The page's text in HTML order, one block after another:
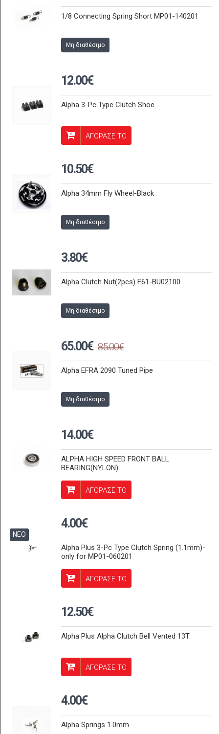
1/8 Connecting Spring Short MP01-140201
Μη διαθέσιμο
12.00€
Alpha 3-Pc Type Clutch Shoe
ΑΓΟΡΑΣΕ ΤΟ
10.50€
Alpha 34mm Fly Wheel-Black
Μη διαθέσιμο
3.80€
Alpha Clutch Nut(2pcs) E61-BU02100
Μη διαθέσιμο
65.00€ 85.00€
Alpha EFRA 2090 Tuned Pipe
Μη διαθέσιμο
14.00€
ALPHA HIGH SPEED FRONT BALL
BEARING(NYLON)
ΑΓΟΡΑΣΕ ΤΟ
ΝΕΟ
4.00€
Alpha Plus 3-Pc Type Clutch Spring (1.1mm)-
only for MP01-060201
ΑΓΟΡΑΣΕ ΤΟ
12.50€
Alpha Plus Alpha Clutch Bell Vented 13T
ΑΓΟΡΑΣΕ ΤΟ
4.00€
Alpha Springs 1.0mm